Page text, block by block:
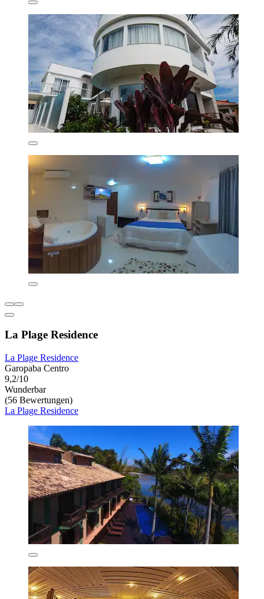
La Plage Residence
La Plage Residence
Garopaba Centro
9,2/10
Wunderbar
(56 Bewertungen)
La Plage Residence